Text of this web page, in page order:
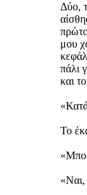
Δύο,
μου
πάλι
και
Το
«Ναι,